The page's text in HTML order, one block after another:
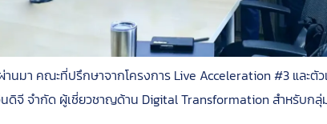
นมา คณะที่ปรึกษาจากโครงการ Live Acceleration #3 และ
นดิจี จำกัด ผู้เชี่ยวชาญด้าน Digital Transformation สำหรับก